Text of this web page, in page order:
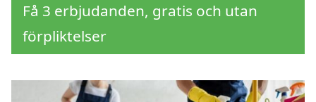
Få 3 erbjudanden, gratis och utan
förpliktelser